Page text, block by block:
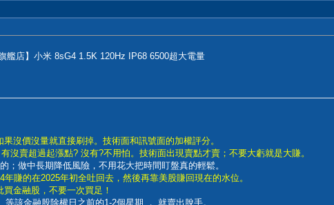
艦店】小米 8sG4 1.5K 120Hz IP68 6500超大電量
沒價沒量就直接刷掉。技術面和訊號面的加權評分。
沒賣超過起漲點? 沒有?不用怕。技術面出現賣點才賣；不要大虧就是大賺。
；做中長期降低風險，不用花大把時間盯盤真的輕鬆。
賺的在2025年初全吐回去，然後再靠美股賺回現在的水位。
金融股，不要一次買足！
該金融股除權日之前的1-2個星期 ， 就賣出脫手。